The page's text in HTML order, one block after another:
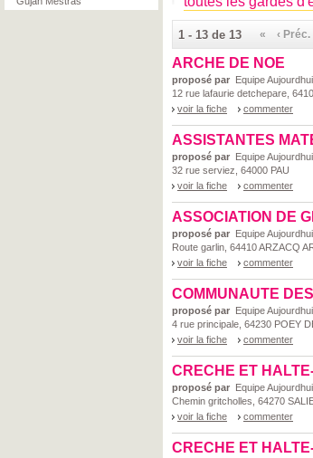
1 - 13 de 13 « ‹ Préc.
ARCHE DE NOE
proposé par Equipe
12 rue lafaurie detchepare,
voir la fiche
commenter
ASSISTANTES
proposé par Equipe
32 rue serviez, 64000 PAU
voir la fiche
commenter
ASSOCIATION DE
proposé par Equipe
Route garlin, 64410 ARZACQ
voir la fiche
commenter
COMMUNAUTE
proposé par Equipe
4 rue principale, 64230 POEY
voir la fiche
commenter
CRECHE ET
proposé par Equipe
Chemin gritcholles, 64270
voir la fiche
commenter
CRECHE ET